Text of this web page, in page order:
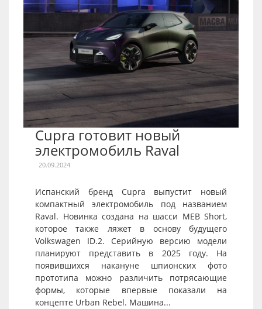
Cupra готовит новый
электромобиль Raval
20.09.2024
Испанский бренд Cupra выпустит новый
компактный электромобиль под названием
Raval. Новинка создана на шасси MEB Short,
которое также ляжет в основу будущего
Volkswagen ID.2. Серийную версию модели
планируют представить в 2025 году. На
появившихся накануне шпионских фото
прототипа можно различить потрясающие
формы, которые впервые показали на
концепте Urban Rebel. Машина...